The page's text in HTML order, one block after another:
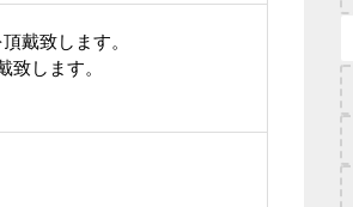
戴致します。
致します。